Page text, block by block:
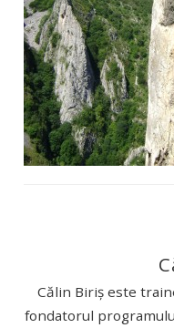
Călin Biriș este
fondatorul